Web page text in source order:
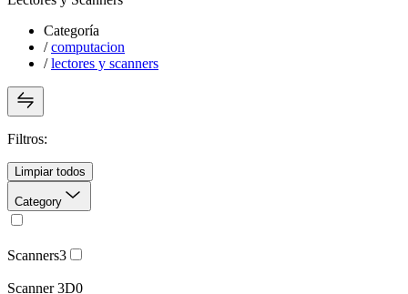
Categoría
/computacion
/lectores y scanners
Filtros:
Limpiar todos
Category
Scanners3
Scanner 3D0